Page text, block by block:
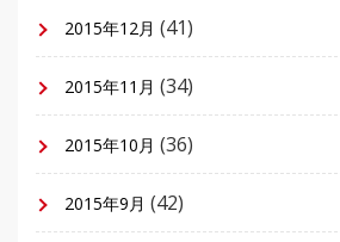
2015年12月 (41)
2015年11月 (34)
2015年10月 (36)
2015年9月 (42)